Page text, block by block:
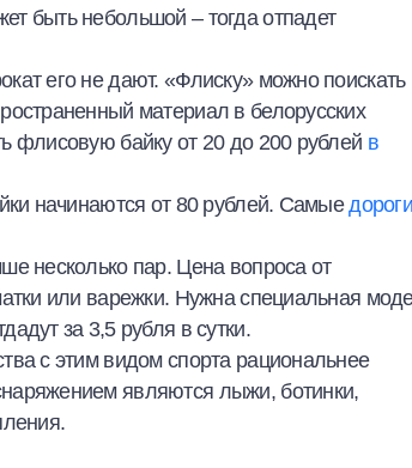
быть небольшой – тогда отпадет
его не дают. «Флиску» можно поискать
материал в белорусских
флисовую байку от 20 до 200 рублей в
начинаются от 80 рублей. Самые
несколько пар. Цена вопроса от
или варежки. Нужна специальная
за 3,5 рубля в сутки.
с этим видом спорта рациональнее
являются лыжи, ботинки,